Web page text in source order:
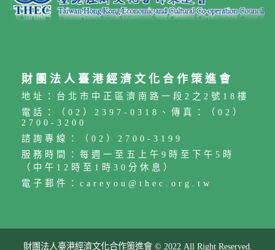
財團法人臺港經濟文化合作策進會
地址：台北市中正區濟南路一段2之2號18樓
電話：（02）2397-0318、傳真：（02）
2700-3200
諮詢專線：（02）2700-3199
服務時間：每週一至五上午9時至下午5時
（中午12時至1時30分休息）
電子郵件：careyou@thec.org.tw
財團法人臺港經濟文化合作策進會 © 2022 All Right Reserved.